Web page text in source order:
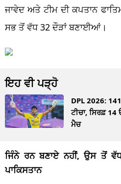
ਜਾਵੇਦ ਅਤੇ ਟੀਮ ਦੀ ਕਪਤਾਨ
ਸਭ ਤੋਂ ਵੱਧ 32 ਦੌੜਾਂ ਬਣਾਈਆਂ।
ਇਹ ਵੀ ਪੜ੍ਹੋ
DPL 2026:
ਟੀਚਾ, ਸਿਰਫ਼
ਮੈਚ
ਜਿੰਨੇ ਰਨ ਬਣਾਏ ਨਹੀਂ, ਉਸ ਤੋਂ
ਪਾਕਿਸਤਾਨ